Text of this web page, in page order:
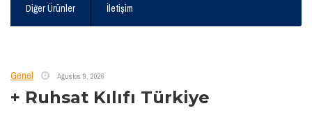
Diğer Ürünler İletişim
Genel Ağustos 9, 2026
+ Ruhsat Kılıfı Türkiye